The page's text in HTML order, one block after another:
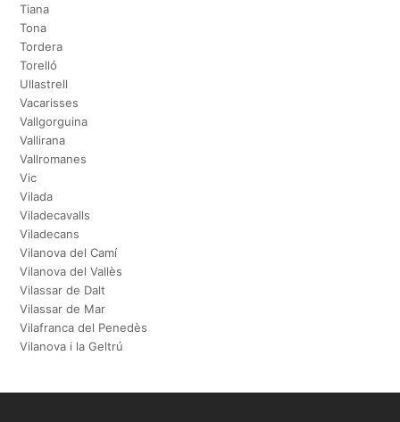
Tiana
Tona
Tordera
Torelló
Ullastrell
Vacarisses
Vallgorguina
Vallirana
Vallromanes
Vic
Vilada
Viladecavalls
Viladecans
Vilanova del Camí
Vilanova del Vallès
Vilassar de Dalt
Vilassar de Mar
Vilafranca del Penedès
Vilanova i la Geltrú